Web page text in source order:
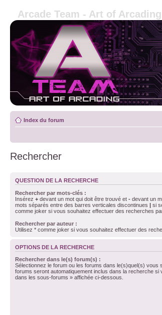
Arcade Team - Art of Arcading
Index du forum
Rechercher
QUESTION DE LA RECHERCHE
Rechercher par mots-clés :
Insérez + devant un mot qui doit être trouvé et - devant un
mots séparés entre des barres verticales discontinues | si
comme joker si vous souhaitez effectuer des recherches
Rechercher par auteur :
Utilisez * comme joker si vous souhaitez effectuer des
OPTIONS DE LA RECHERCHE
Rechercher dans le(s) forum(s) :
Sélectionnez le forum ou les forums dans le(s)quel(s)
forums seront automatiquement inclus dans la recherche si
dans les sous-forums » affichée ci-dessous.